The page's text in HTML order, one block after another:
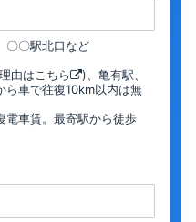
〇〇駅北口など
由は こちら
)、亀有駅、
ら車で往復10km以内は無
電車賃。最寄駅から徒歩